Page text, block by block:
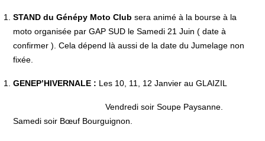
STAND du Génépy Moto Club sera animé à la bourse à la
moto organisée par GAP SUD le Samedi 21 Juin ( date à
confirmer ). Cela dépend là aussi de la date du Jumelage non
fixée.
GENEP’HIVERNALE : Les 10, 11, 12 Janvier au GLAIZIL
Vendredi soir Soupe Paysanne.
Samedi soir Bœuf Bourguignon.